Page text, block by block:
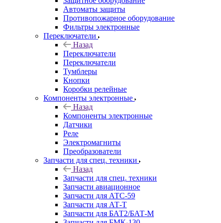
Автоматы защиты
Противопожарное оборудование
Фильтры электронные
Переключатели
Назад
Переключатели
Переключатели
Тумблеры
Кнопки
Коробки релейные
Компоненты электронные
Назад
Компоненты электронные
Датчики
Реле
Электромагниты
Преобразователи
Запчасти для спец. техники
Назад
Запчасти для спец. техники
Запчасти авиационное
Запчасти для АТС-59
Запчасти для АТ-Т
Запчасти для БАТ2/БАТ-М